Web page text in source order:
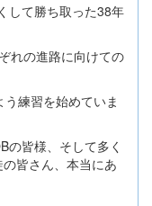
して勝ち取った38年
れの進路に向けての
練習を始めていま
の皆様、そして多く
皆さん、本当にあ